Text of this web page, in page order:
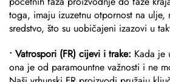
toga, imaju izuzetnu otpornost na ulje,
sredstvo, što su uobičajeni izazovi u
• Vatrospori (FR) cijevi i trake: Kada je
ona je od paramountne važnosti i ne